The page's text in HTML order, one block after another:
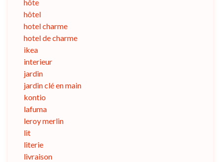
hôte
hôtel
hotel charme
hotel de charme
ikea
interieur
jardin
jardin clé en main
kontio
lafuma
leroy merlin
lit
literie
livraison